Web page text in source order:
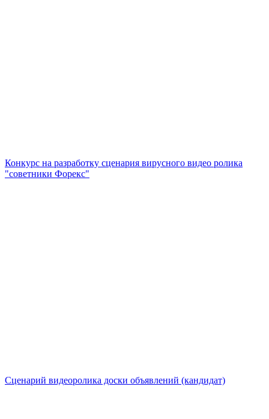
Конкурс на разработку сценария вирусного видео ролика
"советники Форекс"
Сценарий видеоролика доски объявлений (кандидат)